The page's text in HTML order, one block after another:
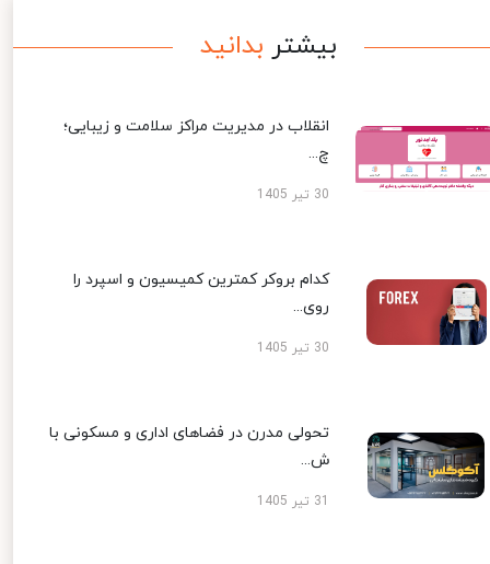
بیشتر بدانید
انقلاب در مدیریت مراکز سلامت و زیبایی؛
چ...
30 تیر 1405
کدام بروکر کمترین کمیسیون و اسپرد را
روی...
30 تیر 1405
تحولی مدرن در فضاهای اداری و مسکونی با
ش...